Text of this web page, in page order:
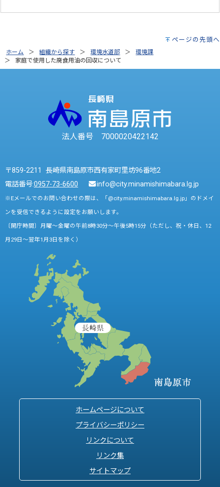
ページの先頭へ
ホーム 組織から探す 環境水道部
環境課
家庭で使用した廃食用油の回収について
法人番号 7000020422142
〒859-2211 長崎県南島原市西有家町里坊96番地2
電話番号:0957-73-6600 info@city.minamishimabara.lg.jp
※Eメールでのお問い合わせの際は、「@city.minamishimabara.lg.jp」のドメイ
ンを受信できるように設定をお願いします。
〔開庁時間〕月曜～金曜の午前8時30分～午後5時15分（ただし、祝・休日、12
月29日～翌年1月3日を除く）
ホームページについて
プライバシーポリシー
リンクについて
リンク集
サイトマップ